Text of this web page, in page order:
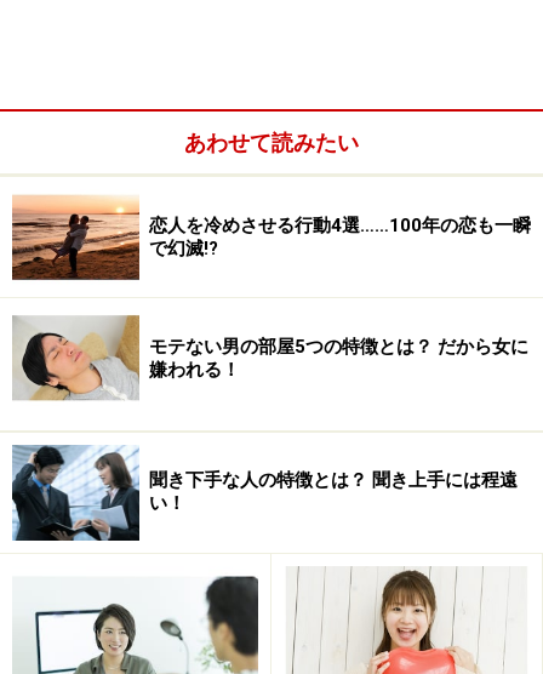
あわせて読みたい
恋人を冷めさせる行動4選……100年の恋も一瞬
で幻滅!?
モテない男の部屋5つの特徴とは？ だから女に
嫌われる！
聞き下手な人の特徴とは？ 聞き上手には程遠
い！